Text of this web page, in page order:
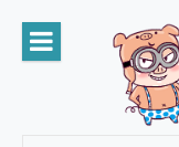
content